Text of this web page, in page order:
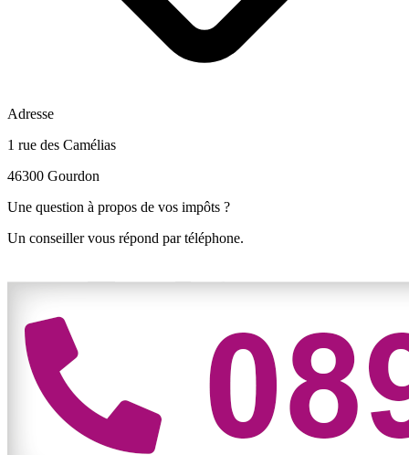
Adresse
1 rue des Camélias
46300 Gourdon
Une question à propos de vos impôts ?
Un conseiller vous répond par téléphone.